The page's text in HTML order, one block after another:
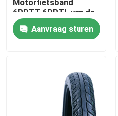
Alle Gevallen
De Band van de
Off Road-Motorfietsband
Motorfietsband
6PRTT 6PRTL van de
Wegstraat de
Buisband 43L
Aanvraag sturen